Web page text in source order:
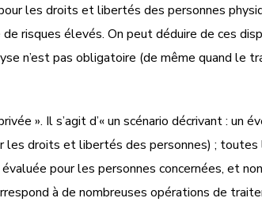
les droits et libertés des personnes
risques élevés. On peut déduire de ces
n’est pas obligatoire (de même quand le
». Il s’agit d’« un scénario décrivant : un
les droits et libertés des personnes) ; toutes
pour les personnes concernées, et
à de nombreuses opérations de